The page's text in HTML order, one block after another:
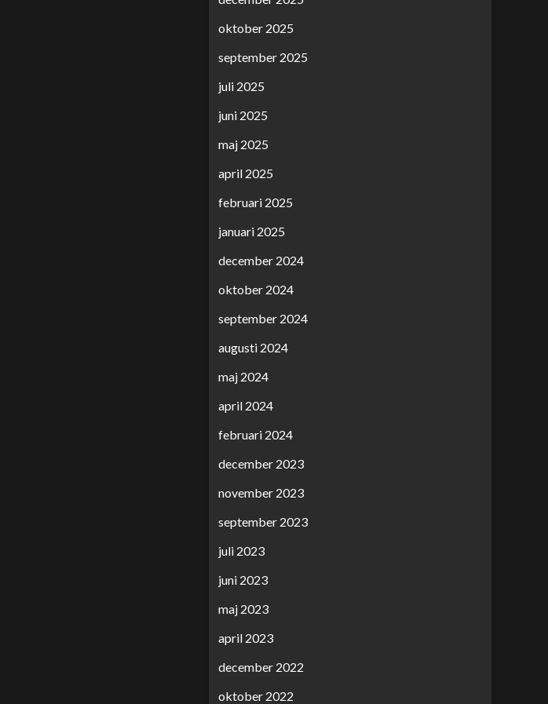
oktober 2025
september 2025
juli 2025
juni 2025
maj 2025
april 2025
februari 2025
januari 2025
december 2024
oktober 2024
september 2024
augusti 2024
maj 2024
april 2024
februari 2024
december 2023
november 2023
september 2023
juli 2023
juni 2023
maj 2023
april 2023
december 2022
oktober 2022